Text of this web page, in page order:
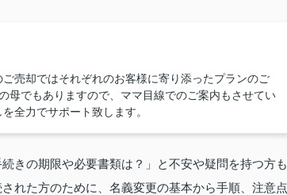
売却ではそれぞれのお客様に寄り添ったプランのご
母でもありますので、ママ目線でのご案内もさせてい
全力でサポート致します。
きの期限や必要書類は？」と不安や疑問を持つ方も
れた方のために、名義変更の基本から手順、注意点